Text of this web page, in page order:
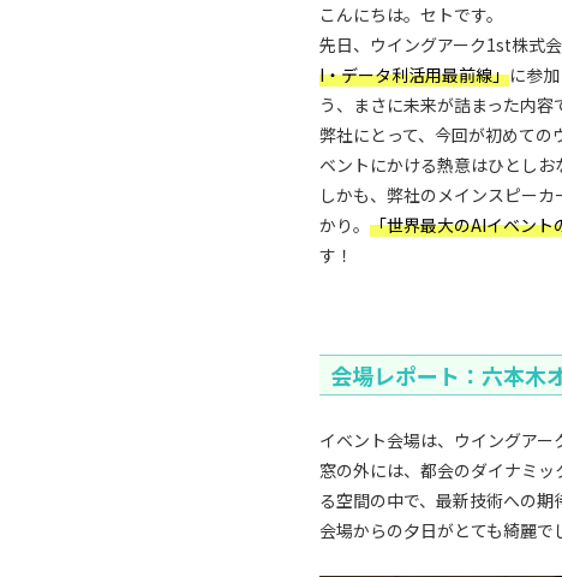
こんにちは。セトです。
先日、ウイングアーク1st株式
I・データ利活用最前線」に参
う、まさに未来が詰まった内容
弊社にとって、今回が初めて
ベントにかける熱意はひとしお
しかも、弊社のメインスピー
かり。 「世界最大のAIイベント
す！
会場レポート：六本木
イベント会場は、ウイングアー
窓の外には、都会のダイナミ
る空間の中で、最新技術への期
会場からの夕日がとても綺麗で